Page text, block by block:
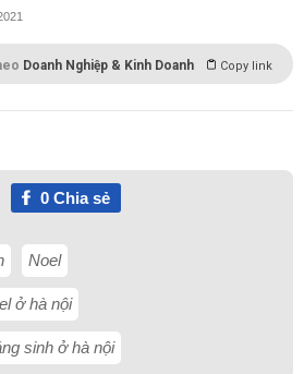
Doanh Nghiệp & Kinh Doanh Copy link
0Chia sẻ
Noel
ở hà nội
sinh ở hà nội